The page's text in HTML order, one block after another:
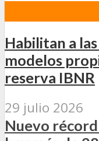
Habilitan a
modelos
reserva IBNR
29 julio 2026
Nuevo